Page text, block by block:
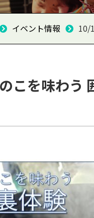
イベント情報 10/
を味わう